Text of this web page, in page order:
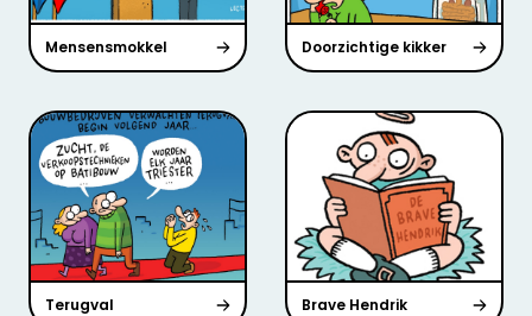
Mensensmokkel Doorzichtige kikker
Terugval Brave Hendrik